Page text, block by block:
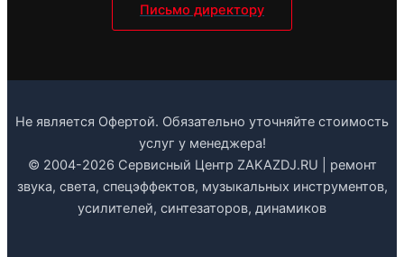
Письмо директору
Не является Офертой. Обязательно уточняйте стоимость
услуг у менеджера!
© 2004-2026 Сервисный Центр ZAKAZDJ.RU | ремонт
звука, света, спецэффектов, музыкальных инструментов,
усилителей, синтезаторов, динамиков